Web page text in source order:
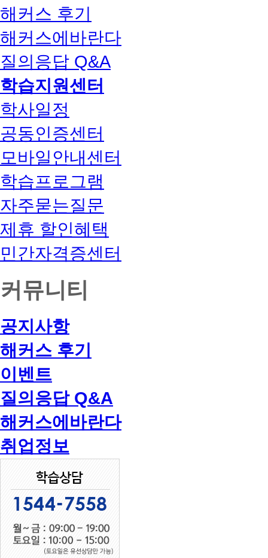
해커스 후기
해커스에바란다
질의응답 Q&A
학습지원센터
학사일정
공동인증센터
모바일안내센터
학습프로그램
자주묻는질문
제휴 할인혜택
민간자격증센터
커뮤니티
공지사항
해커스 후기
이벤트
질의응답 Q&A
해커스에바란다
취업정보